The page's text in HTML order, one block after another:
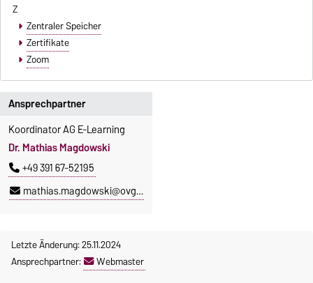
Z
Zentraler Speicher
Zertifikate
Zoom
Ansprechpartner
Koordinator AG E-Learning
Dr. Mathias Magdowski
+49 391 67-52195
mathias.magdowski@ovgu.de
Letzte Änderung: 25.11.2024
Ansprechpartner:
Webmaster